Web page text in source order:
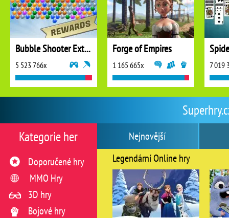
Nejnovější
Legendární Online hry
Kategorie her
Doporučené hry
MMO Hry
3D hry
Bojové hry
Bubble Shooter Extreme
5 523 766x
Forge of Empires
1 165 665x 7 019